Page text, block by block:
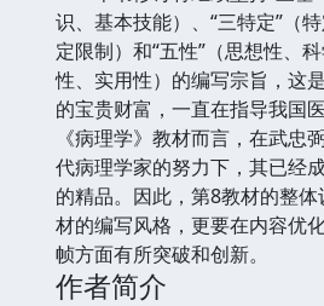
识、基本技能）、“三特定”（
定限制）和“五性”（思想性、
性、实用性）的编写宗旨，这
的宝贵财富，一直在指导我国
《病理学》教材而言，在武忠
代病理学家的努力下，其已经
的精品。因此，第8教材的整
材的编写风格，更要在内容优
帧方面有所突破和创新。
作者简介